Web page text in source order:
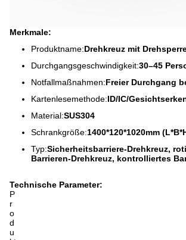
Merkmale:
Produktname:Drehkreuz mit
Durchgangsgeschwindigkeit:30–45
Notfallmaßnahmen:Freier Durchgang
Kartenlesemethode:ID/IC/
Material:SUS304
Schrankgröße:1400*120*1020mm
Typ:Sicherheitsbarriere-Drehkreuz,
Barrieren-Drehkreuz, kontrolliertes
Technische Parameter:
P
r
o
d
u